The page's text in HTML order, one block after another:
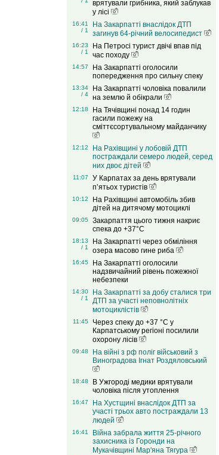
врятували грибника, який заблукав
у лісі
16:41
/ 1
На Закарпатті внаслідок ДТП
загинув 64-річний велосипедист
16:23
/ 1
На Петросі турист двічі впав під
час походу
14:57
На Закарпатті оголосили
попередження про сильну спеку
13:34
/ 4
На Закарпатті чоловіка повалили
на землю й обікрали
12:18
На Тячівщині понад 14 годин
гасили пожежу на
сміттєсортувальному майданчику
12:12
На Рахівщині у лобовій ДТП
постраждали семеро людей, серед
них двоє дітей
11:07
У Карпатах за день врятували
п’ятьох туристів
10:12
На Рахівщині автомобіль збив
дітей на дитячому мотоциклі
09:05
Закарпаття цього тижня накриє
спека до +37°C
18:13
/ 1
На Закарпатті через обміління
озера масово гине риба
16:45
На Закарпатті оголосили
надзвичайний рівень пожежної
небезпеки
14:30
/ 1
На Закарпатті за добу сталися три
ДТП за участі неповнолітніх
мотоциклістів
11:45
Через спеку до +37 °C у
Карпатському регіоні посилили
охорону лісів
09:48
На війні з рф поліг військовий з
Виноградова Ігнат Роздяловський
18:48
В Ужгороді медики врятували
чоловіка після утоплення
16:47
На Хустщині внаслідок ДТП за
участі трьох авто постраждали 13
людей
16:41
Війна забрала життя 25-річного
захисника із Горонди на
Мукачівщині Мар'яна Тягура